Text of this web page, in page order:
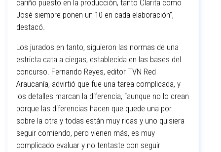
cariño puesto en la producción, tanto Clarita como
José siempre ponen un 10 en cada elaboración”,
destacó.
Los jurados en tanto, siguieron las normas de una
estricta cata a ciegas, establecida en las bases del
concurso. Fernando Reyes, editor TVN Red
Araucanía, advirtió que fue una tarea complicada, y
los detalles marcan la diferencia, “aunque no lo crean
porque las diferencias hacen que quede una por
sobre la otra y todas están muy ricas y uno quisiera
seguir comiendo, pero vienen más, es muy
complicado evaluar y no tentaste con seguir